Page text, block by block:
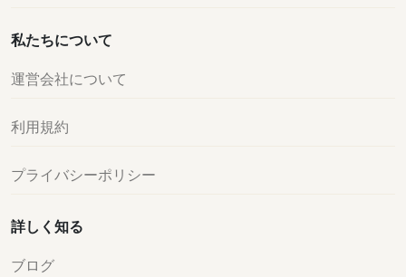
私たちについて
運営会社について
利用規約
プライバシーポリシー
詳しく知る
ブログ